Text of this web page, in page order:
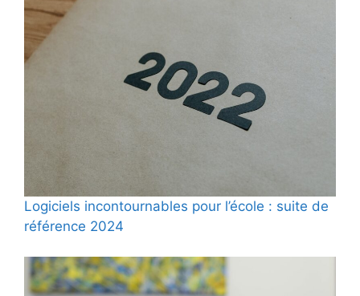
Logiciels incontournables pour l’école : suite de
référence 2024